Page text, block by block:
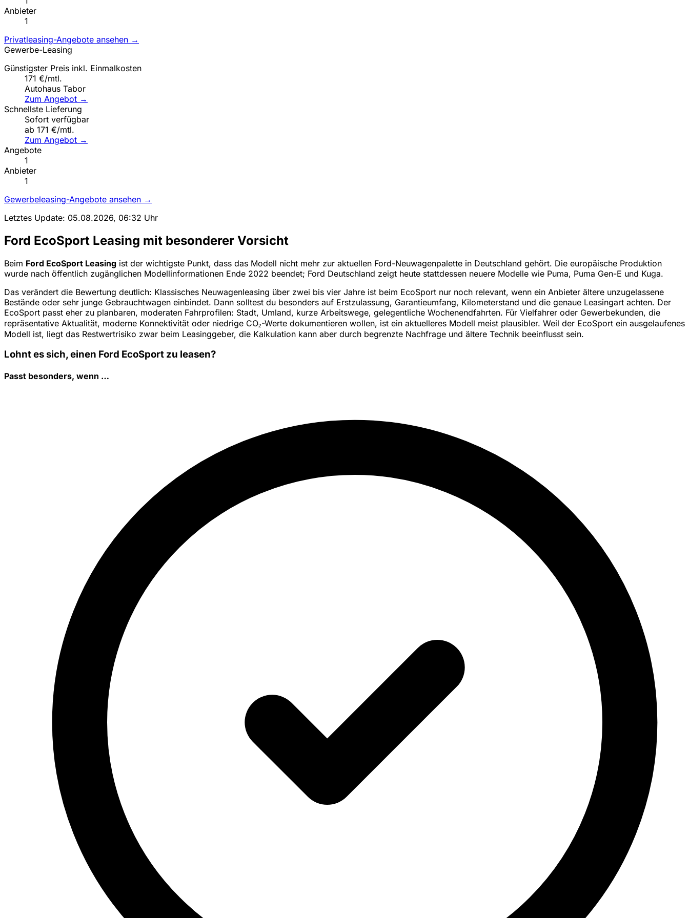
Anbieter
1
Privatleasing-Angebote ansehen →
Gewerbe-Leasing
Günstigster Preis inkl. Einmalkosten
171 €/mtl.
Autohaus Tabor
Zum Angebot →
Schnellste Lieferung
Sofort verfügbar
ab 171 €/mtl.
Zum Angebot →
Angebote
1
Anbieter
1
Gewerbeleasing-Angebote ansehen →
Letztes Update: 05.08.2026, 06:32 Uhr
Ford EcoSport Leasing mit besonderer Vorsicht
Beim Ford EcoSport Leasing ist der wichtigste Punkt, dass das Modell nicht mehr zur aktuellen Ford-Neuwagenpalette in Deutschland gehört. Die europäische Produktion
wurde nach öffentlich zugänglichen Modellinformationen Ende 2022 beendet; Ford Deutschland zeigt heute stattdessen neuere Modelle wie Puma, Puma Gen-E und Kuga.
Das verändert die Bewertung deutlich: Klassisches Neuwagenleasing über zwei bis vier Jahre ist beim EcoSport nur noch relevant, wenn ein Anbieter ältere unzugelassene
Bestände oder sehr junge Gebrauchtwagen einbindet. Dann solltest du besonders auf Erstzulassung, Garantieumfang, Kilometerstand und die genaue Leasingart achten. Der
EcoSport passt eher zu planbaren, moderaten Fahrprofilen: Stadt, Umland, kurze Arbeitswege, gelegentliche Wochenendfahrten. Für Vielfahrer oder Gewerbekunden, die
repräsentative Aktualität, moderne Konnektivität oder niedrige CO₂-Werte dokumentieren wollen, ist ein aktuelleres Modell meist plausibler. Weil der EcoSport ein ausgelaufenes
Modell ist, liegt das Restwertrisiko zwar beim Leasinggeber, die Kalkulation kann aber durch begrenzte Nachfrage und ältere Technik beeinflusst sein.
Lohnt es sich, einen Ford EcoSport zu leasen?
Passt besonders, wenn …